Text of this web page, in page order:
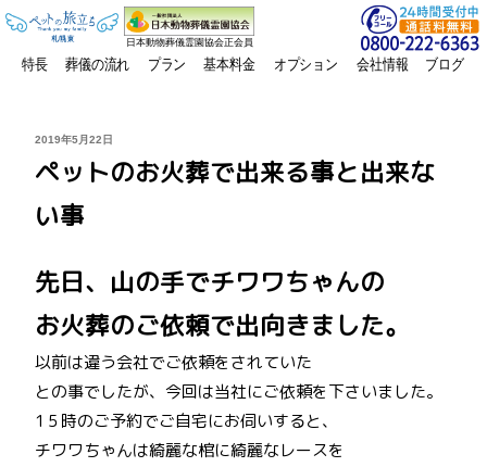
日本動物葬儀霊園協会正会員
特長 葬儀の流れ プラン 基本料金 オプション 会社情報 ブログ
投
日:
2019年5月22日
ペットのお火葬で出来る事と出来な
い事
先日、山の手でチワワちゃんの
お火葬のご依頼で出向きました。
以前は違う会社でご依頼をされていた
との事でしたが、今回は当社にご依頼を下さいました。
1５時のご予約でご自宅にお伺いすると、
チワワちゃんは綺麗な棺に綺麗なレースを